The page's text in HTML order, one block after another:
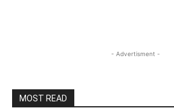
- Advertisment -
MOST READ